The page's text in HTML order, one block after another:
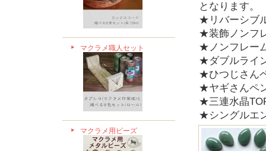
マクラメ職人セット
マクラメ用ビーズ
となります。
★リバーシブ
★装飾ノンフ
★ノンフレー
★ダブルライ
★ひつじさん
★ヤギさんペ
★三連水晶
★シングルエ